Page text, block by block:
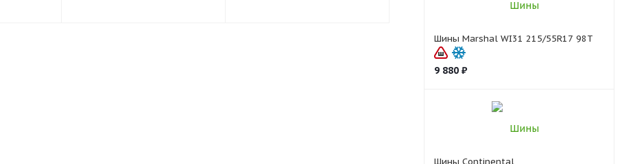
Шины Marshal WI31 215/55R17 98T
9 880₽
Шины Continental